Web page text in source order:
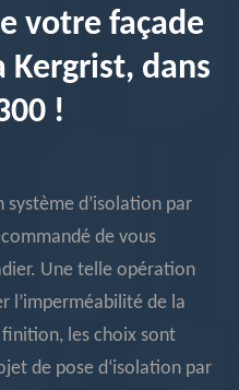
votre façade
Kergrist, dans
!
système d’isolation par
de vous
Une telle opération
l’imperméabilité de la
les choix sont
de pose d‘isolation par